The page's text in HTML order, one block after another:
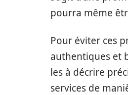
pourra même
Pour éviter ces
authentiques et
les à décrire
services de